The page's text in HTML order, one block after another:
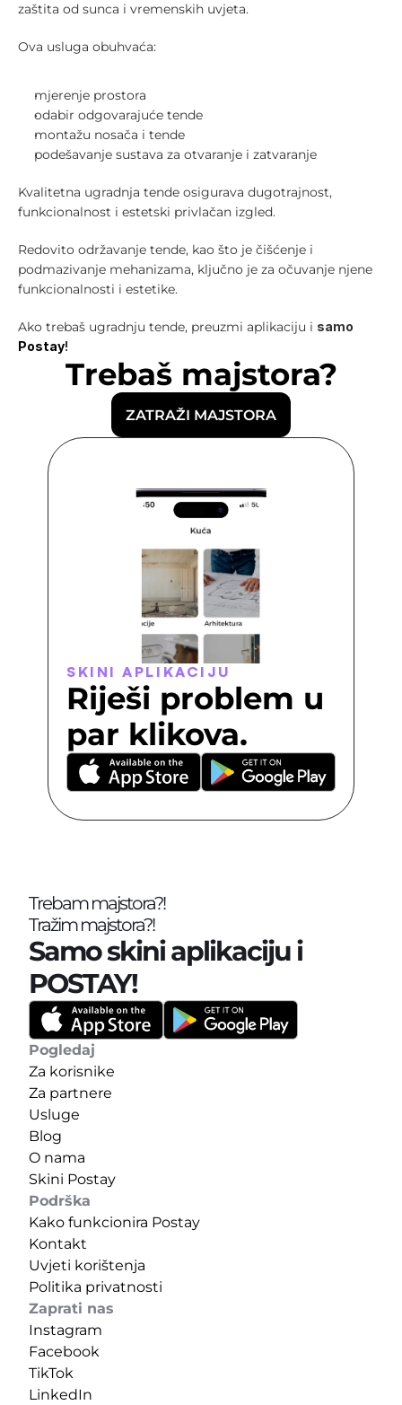
zaštita od sunca i vremenskih uvjeta.
Ova usluga obuhvaća:
mjerenje prostora
odabir odgovarajuće tende
montažu nosača i tende
podešavanje sustava za otvaranje i zatvaranje
Kvalitetna ugradnja tende osigurava dugotrajnost,
funkcionalnost i estetski privlačan izgled.
Redovito održavanje tende, kao što je čišćenje i
podmazivanje mehanizama, ključno je za očuvanje njene
funkcionalnosti i estetike.
Ako trebaš ugradnju tende, preuzmi aplikaciju i
Postay!
Trebaš majstora?
ZATRAŽI MAJSTORA
SKINI APLIKACIJU
Riješi problem u
par klikova.
Trebam majstora?!
Tražim majstora?!
Samo skini aplikaciju i
POSTAY!
Pogledaj
Za korisnike
Za partnere
Usluge
Blog
O nama
Skini Postay
Podrška
Kako funkcionira Postay
Kontakt
Uvjeti korištenja
Politika privatnosti
Zaprati nas
Instagram
Facebook
TikTok
LinkedIn